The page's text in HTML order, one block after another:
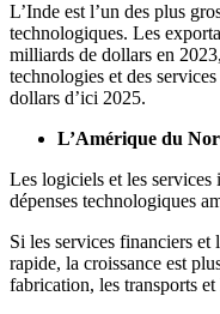
L’Inde est l’un des plus
technologiques. Les
milliards de dollars en
technologies et des
dollars d’ici 2025.
L’Amérique du
Les logiciels et les
dépenses technologiques
Si les services financiers et
rapide, la croissance est
fabrication, les transports